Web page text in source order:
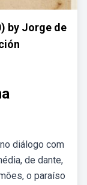
by Jorge de
diálogo com
de dante,
o paraíso